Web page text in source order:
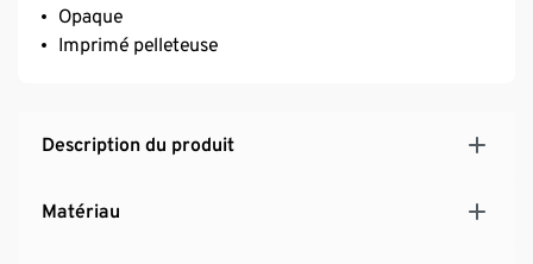
Opaque
Imprimé pelleteuse
Description du produit
Matériau